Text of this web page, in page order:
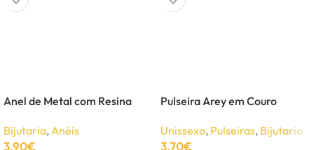
Anel de Metal com Resina
Bijutaria,Anéis
3,90€
Pulseira Arey em Couro
Unissexo, Pulseiras, Bijutaria
3,70€